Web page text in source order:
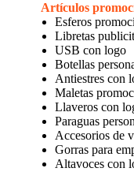
Artículos
Esferos
Libretas
USB con logo
Botellas
Antiestres con
Maletas
Llaveros con
Paraguas
Accesorios de
Gorras para
Altavoces con